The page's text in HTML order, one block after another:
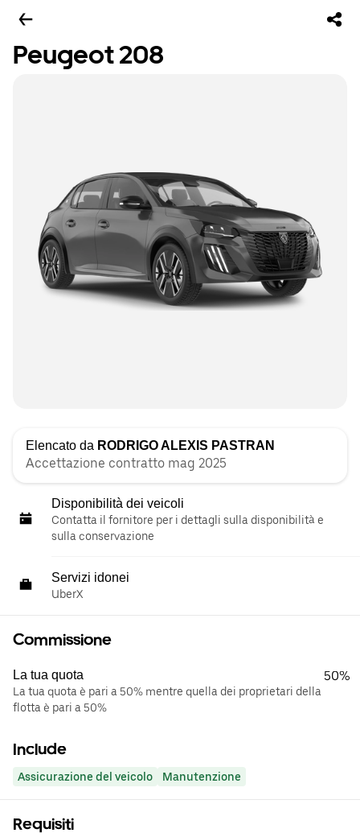
Peugeot 208
Elencato da RODRIGO ALEXIS PASTRAN
Accettazione contratto mag 2025
Disponibilità dei veicoli
Contatta il fornitore per i dettagli sulla disponibilità e
sulla conservazione
Servizi idonei
UberX
Commissione
La tua quota
La tua quota è pari a 50% mentre quella dei proprietari della
flotta è pari a 50%
50%
Include
Assicurazione del veicolo Manutenzione
Requisiti